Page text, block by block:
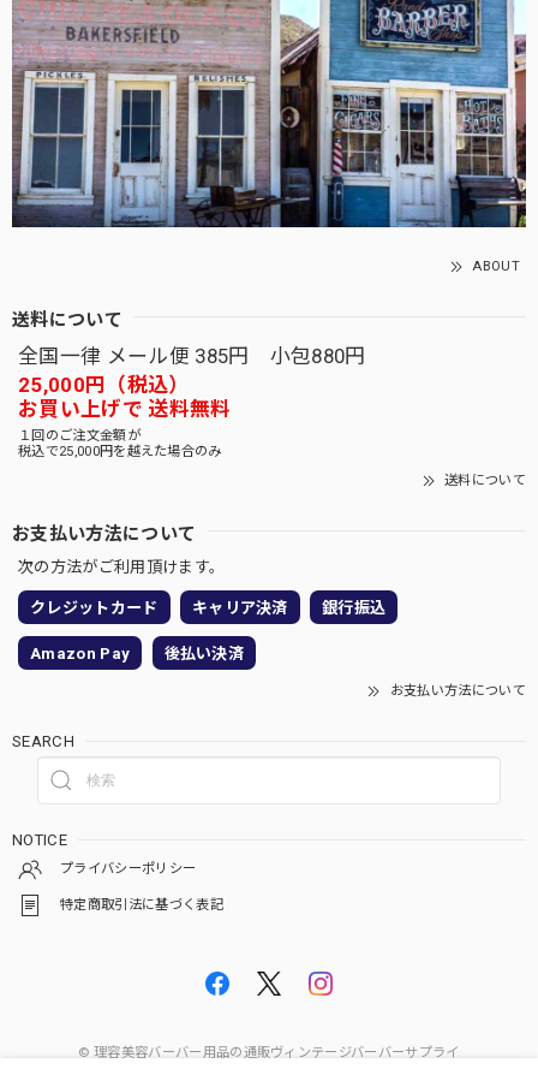
ABOUT
送料について
全国一律 メール便 385円 小包880円
25,000円（税込）
お買い上げで 送料無料
１回のご注文金額が
税込で25,000円を越えた場合のみ
送料について
お支払い方法について
次の方法がご利用頂けます。
クレジットカード キャリア決済 銀行振込
Amazon Pay 後払い決済
お支払い方法について
SEARCH
NOTICE
プライバシーポリシー
特定商取引法に基づく表記
© 理容美容バーバー用品の通販ヴィンテージバーバーサプライ